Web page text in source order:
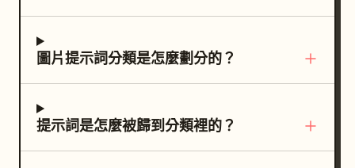
圖片提示詞分類是怎麼劃分的？
提示詞是怎麼被歸到分類裡的？